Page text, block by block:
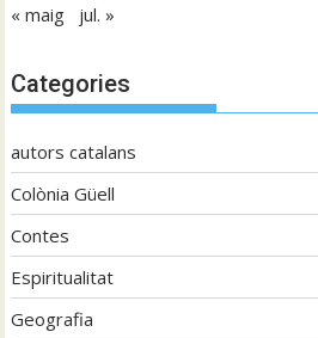
« maig jul. »
Categories
autors catalans
Colònia Güell
Contes
Espiritualitat
Geografia